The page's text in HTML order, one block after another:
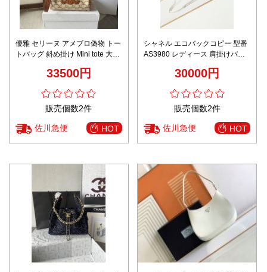
優雅 セリーヌ アメブロ偽物 トー
トバッグ 斜め掛け Mini tote 大容
33500円
販売個数2件
佐川急便 HOT
シャネル エコバックコピー 型番
AS3980 レディース 肩掛けバッ
30000円
販売個数2件
佐川急便 HOT